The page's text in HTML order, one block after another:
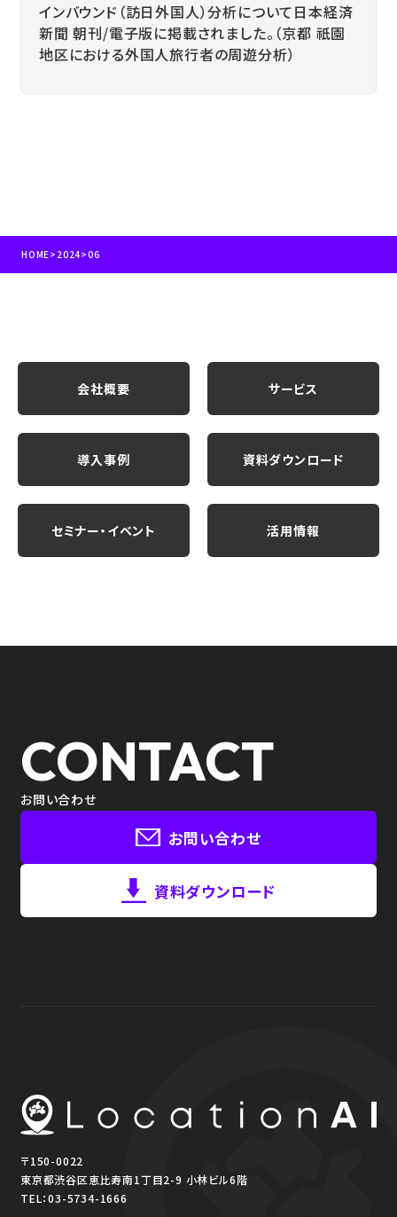
インバウンド（訪日外国人）分析について日本経済
新聞 朝刊/電子版に掲載されました。（京都 祇園
地区における外国人旅行者の周遊分析）
HOME> 2024>06
会社概要 サービス
導入事例 資料ダウンロード
セミナー・イベント 活用情報
CONTACT
お問い合わせ
お問い合わせ
資料ダウンロード
〒150-0022
東京都渋谷区恵比寿南1丁目2-9 小林ビル6階
TEL：03-5734-1666